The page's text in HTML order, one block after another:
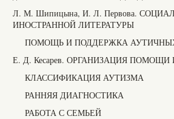
Л. М. Шипицына, И. Л. Первова.
ИНОСТРАННОЙ ЛИТЕРАТУРЫ
ПОМОЩЬ И ПОДДЕРЖКА
Е. Д. Кесарев. ОРГАНИЗАЦИЯ
КЛАССИФИКАЦИЯ АУТИЗМА
РАННЯЯ ДИАГНОСТИКА
РАБОТА С СЕМЬЕЙ